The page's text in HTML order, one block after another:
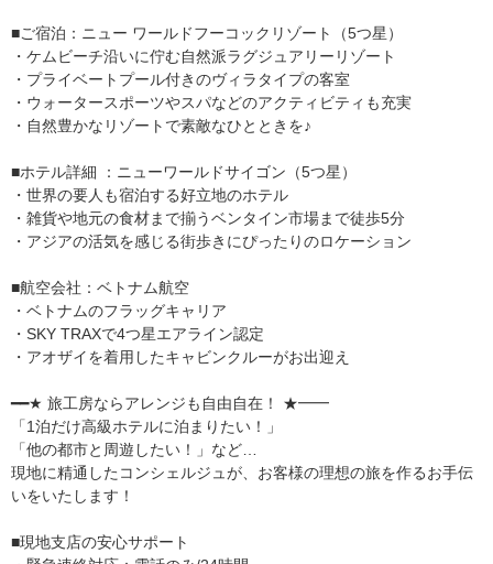
■ご宿泊：ニュー ワールドフーコックリゾート（5つ星）
・ケムビーチ沿いに佇む自然派ラグジュアリーリゾート
・プライベートプール付きのヴィラタイプの客室
・ウォータースポーツやスパなどのアクティビティも充実
・自然豊かなリゾートで素敵なひとときを♪
■ホテル詳細 ：ニューワールドサイゴン（5つ星）
・世界の要人も宿泊する好立地のホテル
・雑貨や地元の食材まで揃うベンタイン市場まで徒歩5分
・アジアの活気を感じる街歩きにぴったりのロケーション
■航空会社：ベトナム航空
・ベトナムのフラッグキャリア
・SKY TRAXで4つ星エアライン認定
・アオザイを着用したキャビンクルーがお出迎え
━━★ 旅工房ならアレンジも自由自在！ ★━━
「1泊だけ高級ホテルに泊まりたい！」
「他の都市と周遊したい！」など…
現地に精通したコンシェルジュが、お客様の理想の旅を作るお手伝
いをいたします！
■現地支店の安心サポート